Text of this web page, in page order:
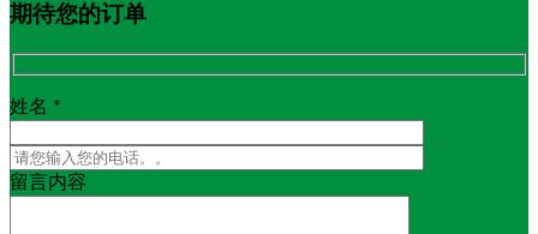
期待您的订单
姓名 *
留言内容